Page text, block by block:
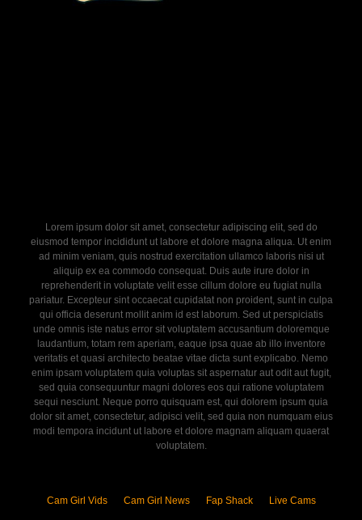
Lorem ipsum dolor sit amet, consectetur adipiscing elit, sed do
eiusmod tempor incididunt ut labore et dolore magna aliqua. Ut enim
ad minim veniam, quis nostrud exercitation ullamco laboris nisi ut
aliquip ex ea commodo consequat. Duis aute irure dolor in
reprehenderit in voluptate velit esse cillum dolore eu fugiat nulla
pariatur. Excepteur sint occaecat cupidatat non proident, sunt in culpa
qui officia deserunt mollit anim id est laborum. Sed ut perspiciatis
unde omnis iste natus error sit voluptatem accusantium doloremque
laudantium, totam rem aperiam, eaque ipsa quae ab illo inventore
veritatis et quasi architecto beatae vitae dicta sunt explicabo. Nemo
enim ipsam voluptatem quia voluptas sit aspernatur aut odit aut fugit,
sed quia consequuntur magni dolores eos qui ratione voluptatem
sequi nesciunt. Neque porro quisquam est, qui dolorem ipsum quia
dolor sit amet, consectetur, adipisci velit, sed quia non numquam eius
modi tempora incidunt ut labore et dolore magnam aliquam quaerat
voluptatem.
Cam Girl Vids Cam Girl News Fap Shack Live Cams